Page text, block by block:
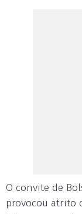
O convite de
provocou atrito